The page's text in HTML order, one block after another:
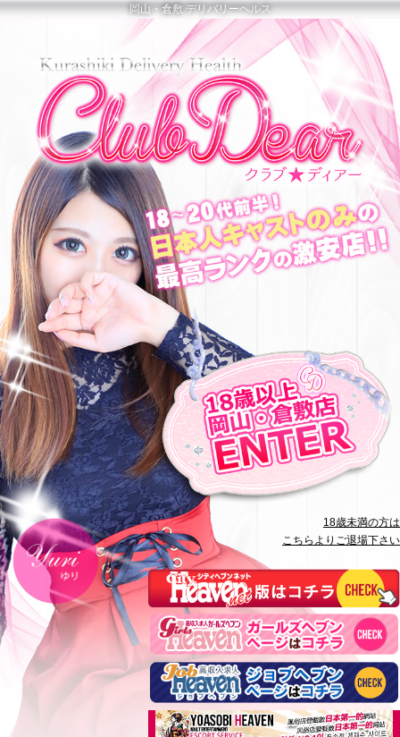
岡山・倉敷 デリバリーヘルス
18歳未満の方は
こちらよりご退場下さい